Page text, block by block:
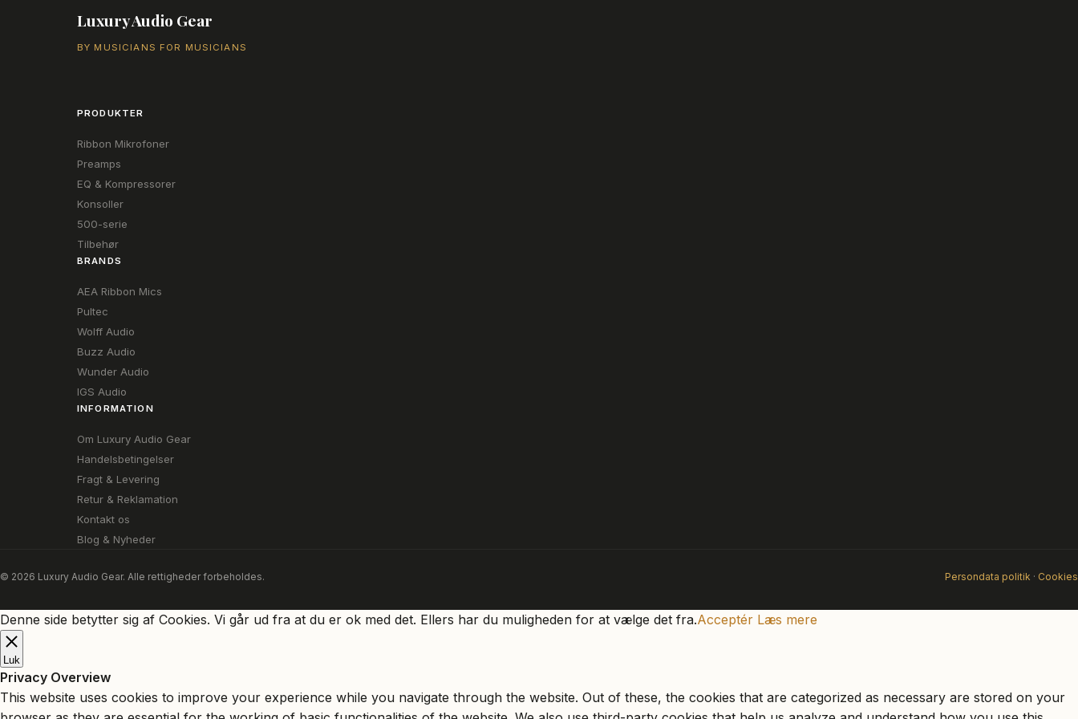
Luxury Audio Gear
BY MUSICIANS FOR MUSICIANS
PRODUKTER
Ribbon Mikrofoner
Preamps
EQ & Kompressorer
Konsoller
500-serie
Tilbehør
BRANDS
AEA Ribbon Mics
Pultec
Wolff Audio
Buzz Audio
Wunder Audio
IGS Audio
INFORMATION
Om Luxury Audio Gear
Handelsbetingelser
Fragt & Levering
Retur & Reklamation
Kontakt os
Blog & Nyheder
© 2026 Luxury Audio Gear. Alle rettigheder forbeholdes. Persondata politik · Cookies
Denne side betytter sig af Cookies. Vi går ud fra at du er ok med det. Ellers har du muligheden for at vælge det fra.Acceptér Læs mere
Luk
Privacy Overview
This website uses cookies to improve your experience while you navigate through the website. Out of these, the cookies that are categorized as necessary are stored on your